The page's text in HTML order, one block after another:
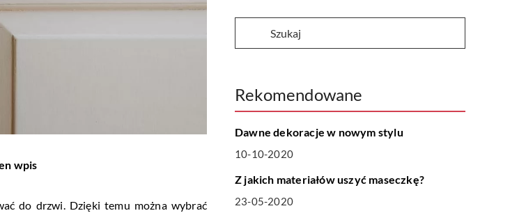
wpis
do drzwi. Dzięki temu można wybrać
Rekomendowane
MIESZKANIE
Dawne dekoracje w nowym stylu
10-10-2020
ZDROWIE I DIETA
Z jakich materiałów uszyć maseczkę?
23-05-2020